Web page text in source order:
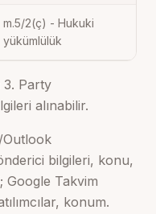
m.5/2(ç) - Hukuki
yükümlülük
3. Party
alınabilir.
Outlook
bilgileri, konu,
Google Takvim
konum.